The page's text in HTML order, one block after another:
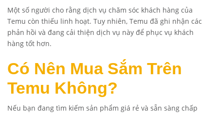
Một số người cho rằng dịch vụ chăm sóc khách hàng của
Temu còn thiếu linh hoạt. Tuy nhiên, Temu đã ghi nhận các
phản hồi và đang cải thiện dịch vụ này để phục vụ khách
hàng tốt hơn.
Có Nên Mua Sắm Trên
Temu Không?
Nếu bạn đang tìm kiếm sản phẩm giá rẻ và sẵn sàng chấp